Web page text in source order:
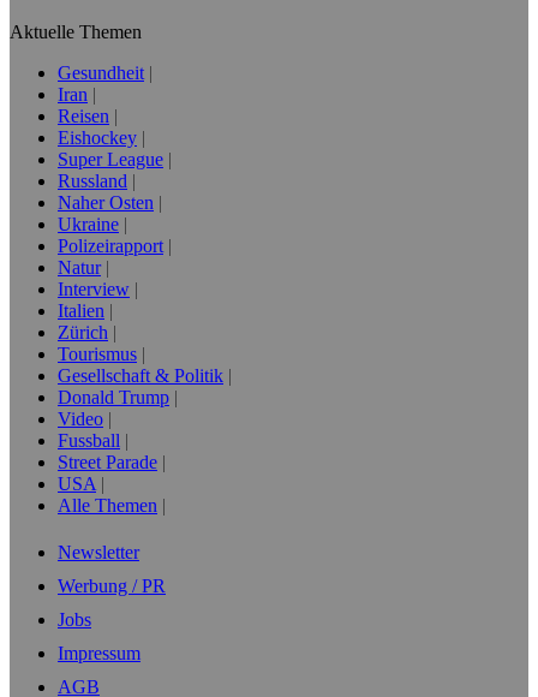
Aktuelle Themen
Gesundheit
Iran
Reisen
Eishockey
Super League
Russland
Naher Osten
Ukraine
Polizeirapport
Natur
Interview
Italien
Zürich
Tourismus
Gesellschaft & Politik
Donald Trump
Video
Fussball
Street Parade
USA
Alle Themen
Newsletter
Werbung / PR
Jobs
Impressum
AGB